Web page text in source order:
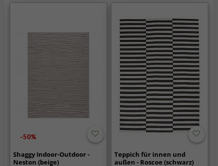
-50%
Shaggy Indoor-Outdoor -
Neston (beige)
Teppich für innen und
außen - Roscoe (schwarz)